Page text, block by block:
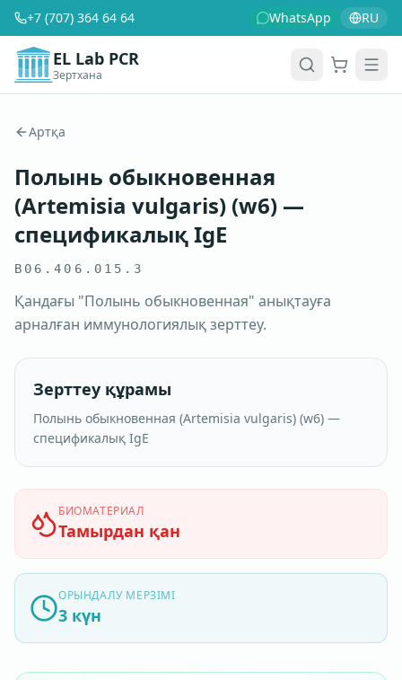
+7 (707) 364 64 64 WhatsApp RU
EL Lab PCR
Зертхана
Артқа
Полынь обыкновенная
(Artemisia vulgaris) (w6) —
спецификалық IgE
B06.406.015.3
Қандағы "Полынь обыкновенная" анықтауға
арналған иммунологиялық зерттеу.
Зерттеу құрамы
Полынь обыкновенная (Artemisia vulgaris) (w6) —
спецификалық IgE
БИОМАТЕРИАЛ
Тамырдан қан
ОРЫНДАЛУ МЕРЗІМІ
3 күн